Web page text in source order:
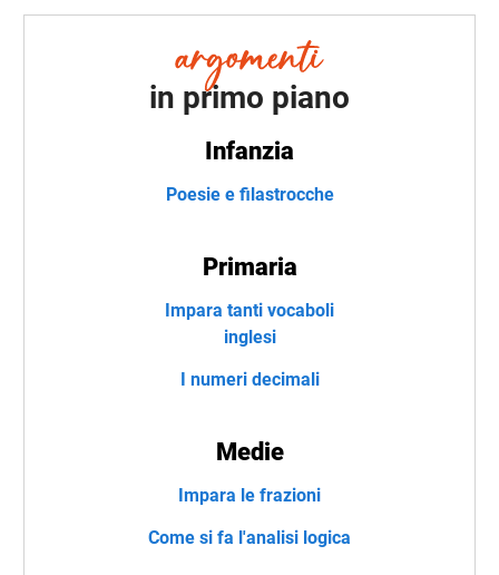
in primo piano
Infanzia
Poesie e filastrocche
Primaria
Impara tanti vocaboli
inglesi
I numeri decimali
Medie
Impara le frazioni
Come si fa l'analisi logica